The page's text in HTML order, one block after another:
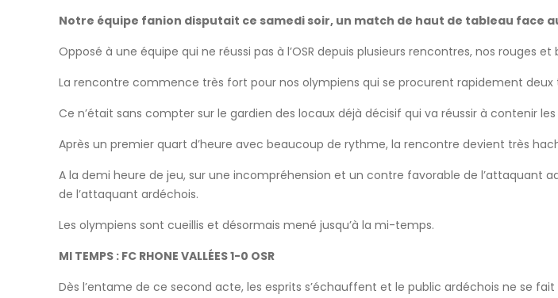
Notre équipe fanion disputait ce samedi soir, un match de haut de tableau face
Opposé à une équipe qui ne réussi pas à l’OSR depuis plusieurs rencontres, nos rouges
La rencontre commence très fort pour nos olympiens qui se procurent rapidement deux
Ce n’était sans compter sur le gardien des locaux déjà décisif qui va réussir à contenir
Après un premier quart d’heure avec beaucoup de rythme, la rencontre devient très
A la demi heure de jeu, sur une incompréhension et un contre favorable de l’attaquant
de l’attaquant ardéchois.
Les olympiens sont cueillis et désormais mené jusqu’à la mi-temps.
MI TEMPS : FC RHONE VALLÉES 1-0 OSR
Dès l’entame de ce second acte, les esprits s’échauffent et le public ardéchois ne se